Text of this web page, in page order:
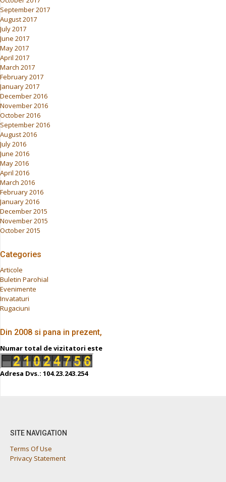
September 2017
August 2017
July 2017
June 2017
May 2017
April 2017
March 2017
February 2017
January 2017
December 2016
November 2016
October 2016
September 2016
August 2016
July 2016
June 2016
May 2016
April 2016
March 2016
February 2016
January 2016
December 2015
November 2015
October 2015
Categories
Articole
Buletin Parohial
Evenimente
Invataturi
Rugaciuni
Din 2008 si pana in prezent,
Numar total de vizitatori este
Adresa Dvs.: 104.23.243.254
SITE NAVIGATION
Terms Of Use
Privacy Statement